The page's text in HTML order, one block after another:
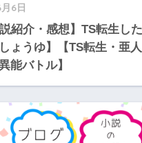
6日
説紹介・感想】TS転生し
ょうゆ】【TS転生・亜
能バトル】